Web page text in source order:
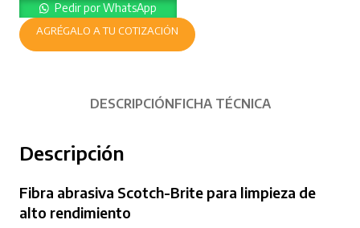
Pedir por WhatsApp
AGRÉGALO A TU COTIZACIÓN
DESCRIPCIÓNFICHA TÉCNICA
Descripción
Fibra abrasiva Scotch-Brite para limpieza de
alto rendimiento